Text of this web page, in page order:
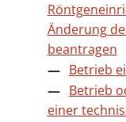
Änderung
beantragen
Betrieb
Betrieb
einer